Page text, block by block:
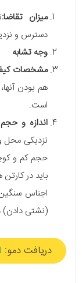
میزان تقاضا:
دسترس و
وجه تشابه
مشخصات
هم بودن
است.
اندازه و حجم
نزدیکی محل
حجم کم و
باید در
اجناس
(نشتی دادن)
دریافت دمو: